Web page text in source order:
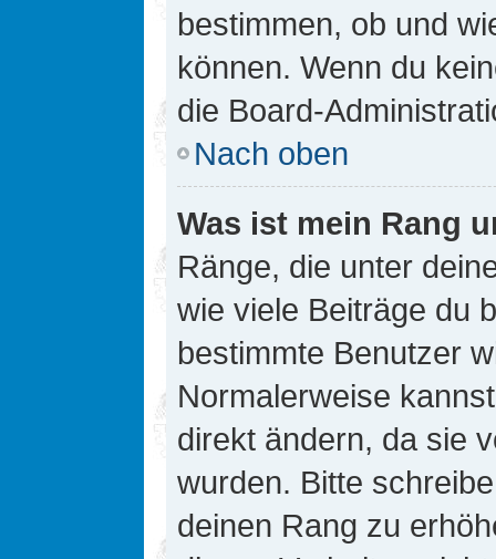
bestimmen, ob und
können. Wenn du
die Board-
Nach oben
Was ist mein Rang
Ränge, die unter
wie viele Beiträge du
bestimmte Benutzer
Normalerweise
direkt ändern, da sie
wurden. Bitte
deinen Rang zu